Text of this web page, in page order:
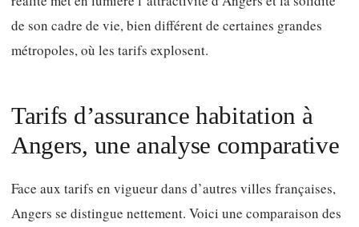
de son cadre de vie, bien différent de certaines grandes
métropoles, où les tarifs explosent.
Tarifs d’assurance habitation à
Angers, une analyse comparative
Face aux tarifs en vigueur dans d’autres villes françaises,
Angers se distingue nettement. Voici une comparaison des